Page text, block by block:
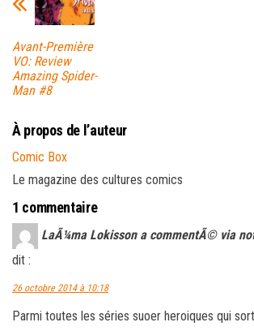
Avant-Première
VO: Review
Amazing Spider-
Man #8
À propos de l’auteur
Comic Box
Le magazine des cultures comics
1 commentaire
LaÃ¼ma Lokisson a commentÃ© via
dit :
26 octobre 2014 à 10:18
Parmi toutes les séries suoer heroiques qui